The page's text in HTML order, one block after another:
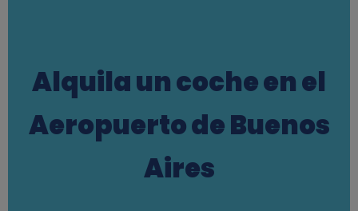
Alquila un coche en el
Aeropuerto de Buenos
Aires